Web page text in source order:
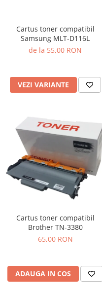
Cartus toner compatibil
Samsung MLT-D116L
de la 55,00 RON
VEZI VARIANTE
Cartus toner compatibil
Brother TN-3380
65,00 RON
ADAUGA IN COS